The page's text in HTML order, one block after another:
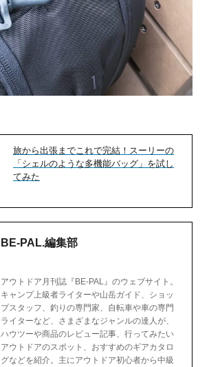
旅から出張までこれで完結！スーリーの
「シェルのような多機能バッグ」を試し
てみた
BE-PAL.編集部
アウトドア月刊誌『BE-PAL』のウェブサイト。
キャンプ上級者ライターや山岳ガイド、ショッ
プスタッフ、釣りの専門家、自転車や車の専門
ライターなど、さまざまなジャンルの達人が、
ハウツーや商品のレビュー記事、行ってみたい
アウトドアのスポット、おすすめのギアカタロ
グなどを紹介。主にアウトドア初心者から中級